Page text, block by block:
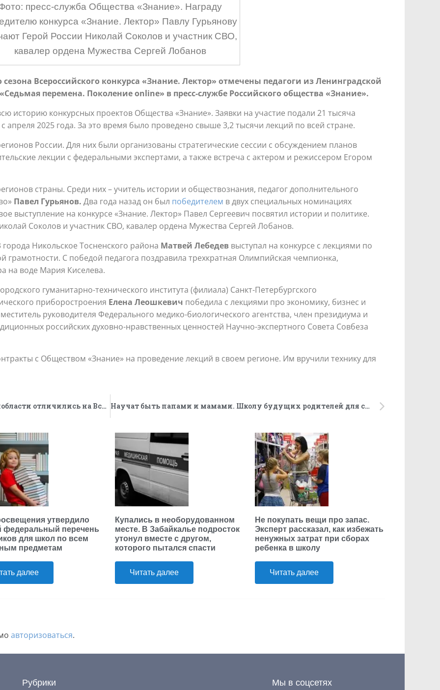
пресс-служба Общества «Знание». Награду
конкурса «Знание. Лектор» Павлу Гурьянову
Герой России Николай Соколов и участник СВО,
кавалер ордена Мужества Сергей Лобанов
Всероссийского конкурса «Знание. Лектор» отмечены педагоги из Ленинградской
перемена. Поколениеonline» в пресс-службе Российского общества «Знание».
историю конкурсных проектов Общества «Знание». Заявки на участие подали 21 тысяча
апреля 2025 года. За это время было проведено свыше 3,2 тысячи лекций по всей стране.
России. Для них были организованы стратегические сессии с обсуждением планов
лекции с федеральными экспертами, а также встреча с актером и режиссером Егором
страны. Среди них – учитель истории и обществознания, педагог дополнительного
Павел Гурьянов. Два года назад он был победителем в двух специальных номинациях
выступление на конкурсе «Знание. Лектор» Павел Сергеевич посвятил истории и политике.
Соколов и участник СВО, кавалер ордена Мужества Сергей Лобанов.
Никольское Тосненского района Матвей Лебедев выступал на конкурсе с лекциями по
С победой педагога поздравила трехкратная Олимпийская чемпионка,
на воде Мария Киселева.
гуманитарно-технического института (филиала) Санкт-Петербургского
приборостроения Елена Леошкевич победила с лекциями про экономику, бизнес и
руководителя Федерального медико-биологического агентства, член президиума и
российских духовно-нравственных ценностей Научно-экспертного Совета Совбеза
с Обществом «Знание» на проведение лекций в своем регионе. Им вручили технику для
Юные борцы из города Всеволожска Ленобласти отличились на Всероссийском турнире «Северное сияние» в Мурманске Научат быть папами и мамами. Школу будущих родителей для студентов вузов создает Минобрнауки
утвердило
федеральный перечень
для школ по всем
предметам
далее
Купались в необорудованном
месте. В Забайкалье подросток
утонул вместе с другом,
которого пытался спасти
Читать далее
Не покупать вещи про запас.
Эксперт рассказал, как избежать
ненужных затрат при сборах
ребенка в школу
Читать далее
авторизоваться.
Рубрики Мы в соцсетях